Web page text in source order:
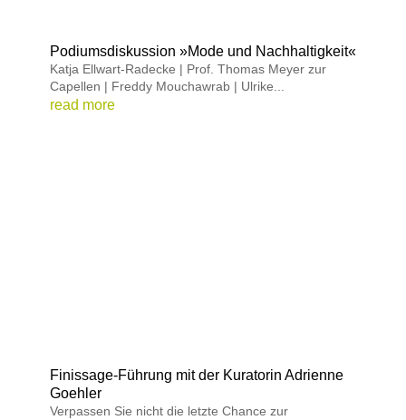
Podiumsdiskussion »Mode und Nachhaltigkeit«
Katja Ellwart-Radecke | Prof. Thomas Meyer zur
Capellen | Freddy Mouchawrab | Ulrike...
read more
Finissage-Führung mit der Kuratorin Adrienne
Goehler
Verpassen Sie nicht die letzte Chance zur